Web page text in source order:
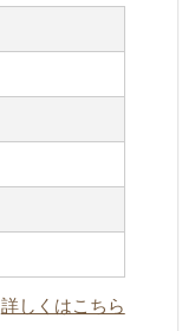
詳しくはこちら